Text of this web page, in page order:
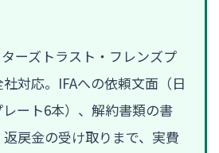
ーズトラスト・フレンズプ
対応。IFAへの依頼文面（日
ート6本）、解約書類の書
戻金の受け取りまで、実費